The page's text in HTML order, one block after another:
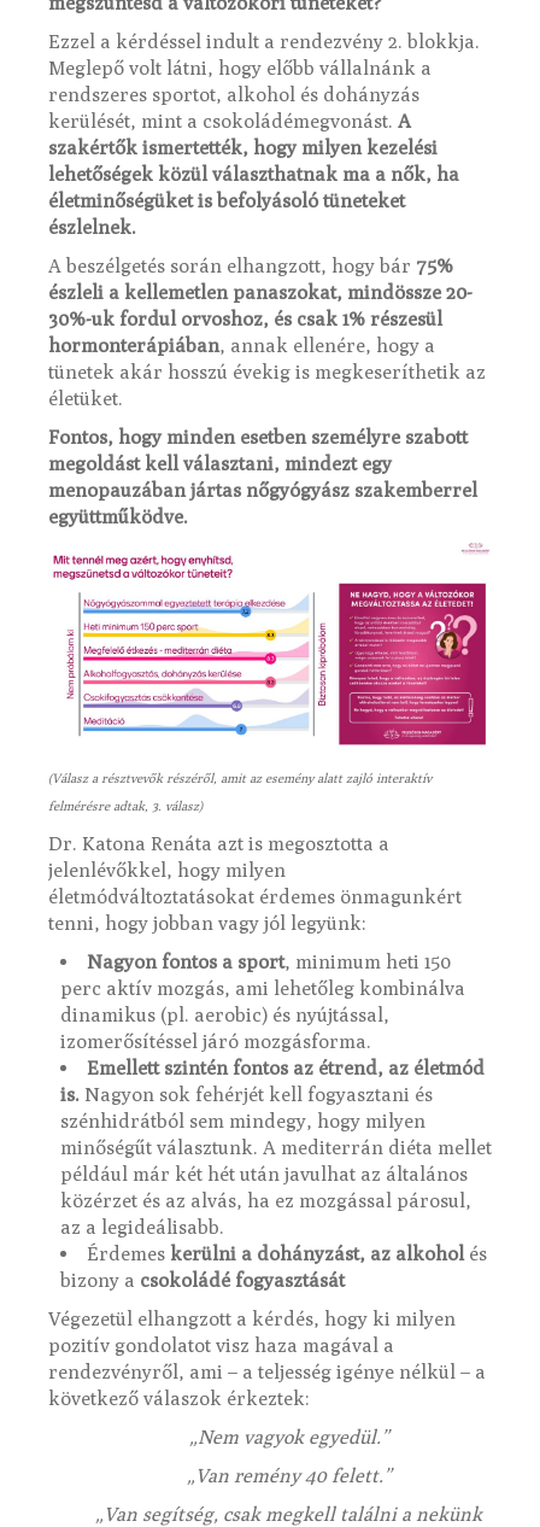
Ezzel a kérdéssel indult a rendezvény 2. blokkja.
Meglepő volt látni, hogy előbb vállalnánk a
rendszeres sportot, alkohol és dohányzás
kerülését, mint a csokoládémegvonást. A
szakértők ismertették, hogy milyen kezelési
lehetőségek közül választhatnak ma a nők, ha
életminőségüket is befolyásoló tüneteket
észlelnek.
A beszélgetés során elhangzott, hogy bár 75%
észleli a kellemetlen panaszokat, mindössze 20-
30%-uk fordul orvoshoz, és csak 1% részesül
hormonterápiában, annak ellenére, hogy a
tünetek akár hosszú évekig is megkeseríthetik az
életüket.
Fontos, hogy minden esetben személyre szabott
megoldást kell választani, mindezt egy
menopauzában jártas nőgyógyász szakemberrel
együttműködve.
(Válasz a résztvevők részéről, amit az esemény alatt zajló interaktív
felmérésre adtak, 3. válasz)
Dr. Katona Renáta azt is megosztotta a
jelenlévőkkel, hogy milyen
életmódváltoztatásokat érdemes önmagunkért
tenni, hogy jobban vagy jól legyünk:
Nagyon fontos a sport, minimum heti 150
perc aktív mozgás, ami lehetőleg kombinálva
dinamikus (pl. aerobic) és nyújtással,
izomerősítéssel járó mozgásforma.
Emellett szintén fontos az étrend, az életmód
is. Nagyon sok fehérjét kell fogyasztani és
szénhidrátból sem mindegy, hogy milyen
minőségűt választunk. A mediterrán diéta mellet
például már két hét után javulhat az általános
közérzet és az alvás, ha ez mozgással párosul,
az a legideálisabb.
Érdemes kerülni a dohányzást, az alkohol és
bizony a csokoládé fogyasztását
Végezetül elhangzott a kérdés, hogy ki milyen
pozitív gondolatot visz haza magával a
rendezvényről, ami – a teljesség igénye nélkül – a
következő válaszok érkeztek:
„Nem vagyok egyedül.”
„Van remény 40 felett.”
„Van segítség, csak megkell találni a nekünk